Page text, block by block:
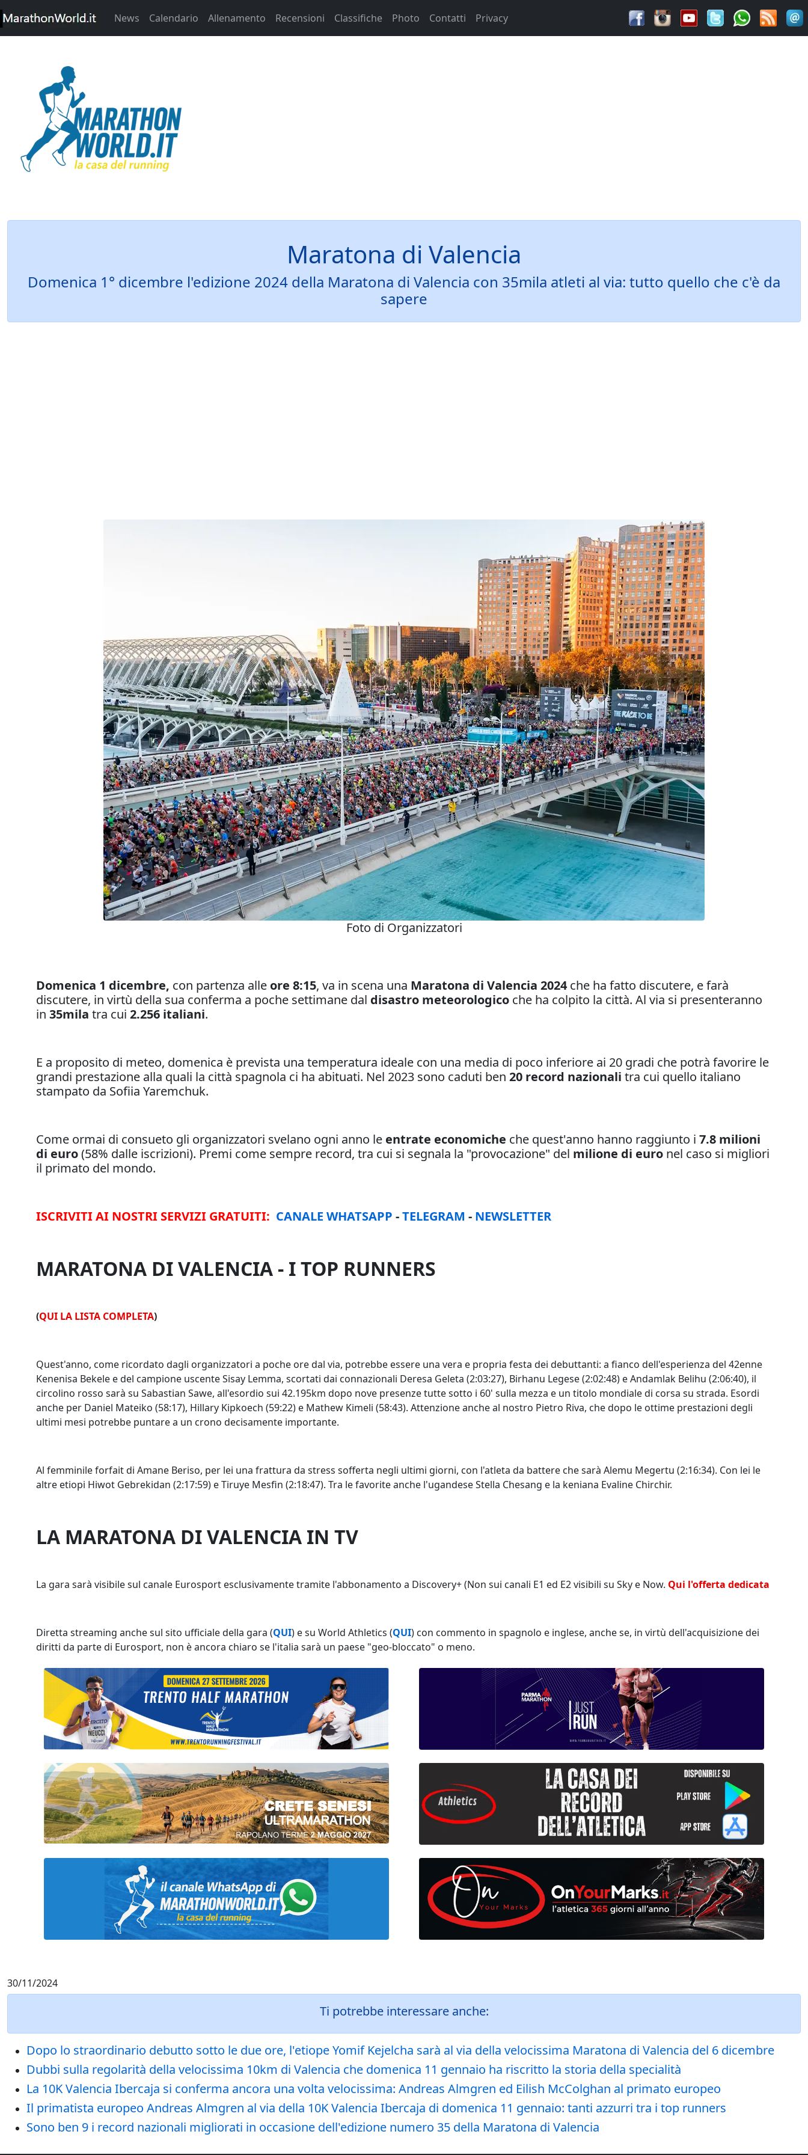
News Calendario Allenamento Recensioni Classifiche Photo Contatti Privacy
Maratona di Valencia
Domenica 1° dicembre l'edizione 2024 della Maratona di Valencia con 35mila atleti al via: tutto quello che c'è da
sapere
Foto di Organizzatori
Domenica 1 dicembre, con partenza alle ore 8:15, va in scena una Maratona di Valencia 2024 che ha fatto discutere, e farà
discutere, in virtù della sua conferma a poche settimane dal disastro meteorologico che ha colpito la città. Al via si presenteranno
in 35mila tra cui 2.256 italiani.
E a proposito di meteo, domenica è prevista una temperatura ideale con una media di poco inferiore ai 20 gradi che potrà favorire le
grandi prestazione alla quali la città spagnola ci ha abituati. Nel 2023 sono caduti ben 20 record nazionali tra cui quello italiano
stampato da Sofiia Yaremchuk.
Come ormai di consueto gli organizzatori svelano ogni anno le entrate economiche che quest'anno hanno raggiunto i 7.8 milioni
di euro(58% dalle iscrizioni). Premi come sempre record, tra cui si segnala la "provocazione" del milione di euro nel caso si migliori
il primato del mondo.
ISCRIVITI AI NOSTRI SERVIZI GRATUITI: CANALE WHATSAPP -TELEGRAM - NEWSLETTER
MARATONA DI VALENCIA - I TOP RUNNERS
(QUI LA LISTA COMPLETA)
Quest'anno, come ricordato dagli organizzatori a poche ore dal via, potrebbe essere una vera e propria festa dei debuttanti: a fianco dell'esperienza del 42enne
Kenenisa Bekele e del campione uscente Sisay Lemma, scortati dai connazionali Deresa Geleta (2:03:27), Birhanu Legese (2:02:48) e Andamlak Belihu (2:06:40), il
circolino rosso sarà su Sabastian Sawe, all'esordio sui 42.195km dopo nove presenze tutte sotto i 60' sulla mezza e un titolo mondiale di corsa su strada. Esordi
anche per Daniel Mateiko (58:17), Hillary Kipkoech (59:22) e Mathew Kimeli (58:43). Attenzione anche al nostro Pietro Riva, che dopo le ottime prestazioni degli
ultimi mesi potrebbe puntare a un crono decisamente importante.
Al femminile forfait di Amane Beriso, per lei una frattura da stress sofferta negli ultimi giorni, con l'atleta da battere che sarà Alemu Megertu (2:16:34). Con lei le
altre etiopi Hiwot Gebrekidan (2:17:59) e Tiruye Mesfin (2:18:47). Tra le favorite anche l'ugandese Stella Chesang e la keniana Evaline Chirchir.
LA MARATONA DI VALENCIA IN TV
La gara sarà visibile sul canale Eurosport esclusivamente tramite l'abbonamento a Discovery+ (Non sui canali E1 ed E2 visibili su Sky e Now. Qui l'offerta dedicata
Diretta streaming anche sul sito ufficiale della gara (QUI) e su World Athletics (QUI) con commento in spagnolo e inglese, anche se, in virtù dell'acquisizione dei
diritti da parte di Eurosport, non è ancora chiaro se l'italia sarà un paese "geo-bloccato" o meno.
30/11/2024
Ti potrebbe interessare anche:
Dopo lo straordinario debutto sotto le due ore, l'etiope Yomif Kejelcha sarà al via della velocissima Maratona di Valencia del 6 dicembre
Dubbi sulla regolarità della velocissima 10km di Valencia che domenica 11 gennaio ha riscritto la storia della specialità
La 10K Valencia Ibercaja si conferma ancora una volta velocissima: Andreas Almgren ed Eilish McColghan al primato europeo
Il primatista europeo Andreas Almgren al via della 10K Valencia Ibercaja di domenica 11 gennaio: tanti azzurri tra i top runners
Sono ben 9 i record nazionali migliorati in occasione dell'edizione numero 35 della Maratona di Valencia